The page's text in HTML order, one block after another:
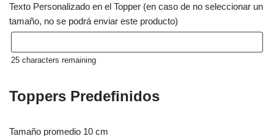
Texto Personalizado en el Topper (en caso de no seleccionar un
tamaño, no se podrá enviar este producto)
25 characters remaining
Toppers Predefinidos
Tamaño promedio 10 cm